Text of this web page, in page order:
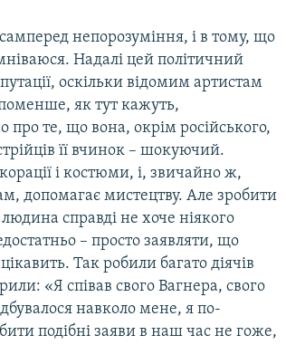
непорозуміння, і в тому, що
Надалі цей політичний
оскільки відомим артистам
поменше, як тут кажуть,
про те, що вона, окрім російського,
її вчинок – шокуючий.
і костюми, і, звичайно ж,
допомагає мистецтву. Але зробити
справді не хоче ніякого
– просто заявляти, що
Так робили багато діячів
«Я співав свого Вагнера, свого
навколо мене, я по-
подібні заяви в наш час не гоже,